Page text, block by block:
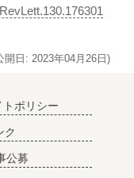
開日: 2023年04月26日)
トポリシー
ク
公募